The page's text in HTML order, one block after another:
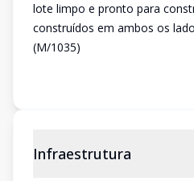
lote limpo e pronto para
construídos em ambos os
(M/1035)
Infraestrutura